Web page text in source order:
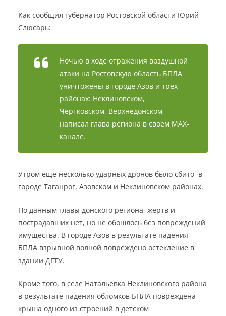
Как сообщил губернатор Ростовской области Юрий
Слюсарь:
Ночью в ходе отражения воздушной
атаки на Ростовскую область БПЛА
уничтожены в городе Азов и трех
районах: Неклиновском,
Чертковском, Верхнедонском,
написал глава региона в своем МАХ-
канале.
Утром еще несколько ударных дронов было сбито в
городе Таганрог, Азовском и Неклиновском районах.
По данным главы донского региона, жертв и
пострадавших нет, но не обошлось без повреждений
имущества. В городе Азов в результате падения
БПЛА взрывной волной повреждено остекление в
здании ДГТУ.
Кроме того, в селе Натальевка Неклиновского района
в результате падения обломков БПЛА повреждена
крыша одного из строений в детском